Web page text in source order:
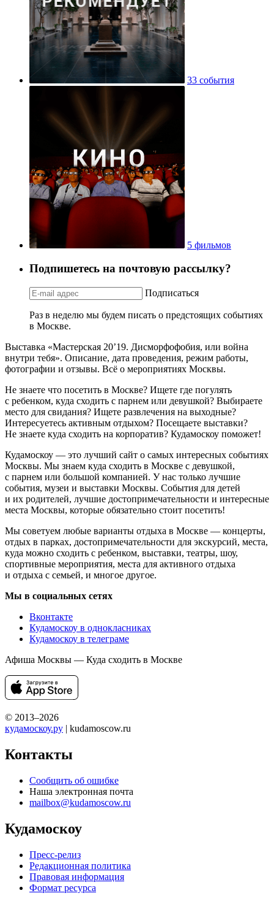
33 события
5 фильмов
Подпишетесь на почтовую рассылку?
Подписаться
Раз в неделю мы будем писать о предстоящих событиях
в Москве.
Выставка «Мастерская 20’19. Дисморфофобия, или война
внутри тебя». Описание, дата проведения, режим работы,
фотографии и отзывы. Всё о мероприятиях Москвы.
Не знаете что посетить в Москве? Ищете где погулять
с ребенком, куда сходить с парнем или девушкой? Выбираете
место для свидания? Ищете развлечения на выходные?
Интересуетесь активным отдыхом? Посещаете выставки?
Не знаете куда сходить на корпоратив? Кудамоскоу поможет!
Кудамоскоу — это лучший сайт о самых интересных событиях
Москвы. Мы знаем куда сходить в Москве с девушкой,
с парнем или большой компанией. У нас только лучшие
события, музеи и выставки Москвы. События для детей
и их родителей, лучшие достопримечательности и интересные
места Москвы, которые обязательно стоит посетить!
Мы советуем любые варианты отдыха в Москве — концерты,
отдых в парках, достопримечательности для экскурсий, места,
куда можно сходить с ребенком, выставки, театры, шоу,
спортивные мероприятия, места для активного отдыха
и отдыха с семьей, и многое другое.
Мы в социальных сетях
Вконтакте
Кудамоскоу в однокласниках
Кудамоскоу в телеграме
Афиша Москвы — Куда сходить в Москве
© 2013–2026
кудамоскоу.ру | kudamoscow.ru
Контакты
Сообщить об ошибке
Наша электронная почта
mailbox@kudamoscow.ru
Кудамоскоу
Пресс-релиз
Редакционная политика
Правовая информация
Формат ресурса